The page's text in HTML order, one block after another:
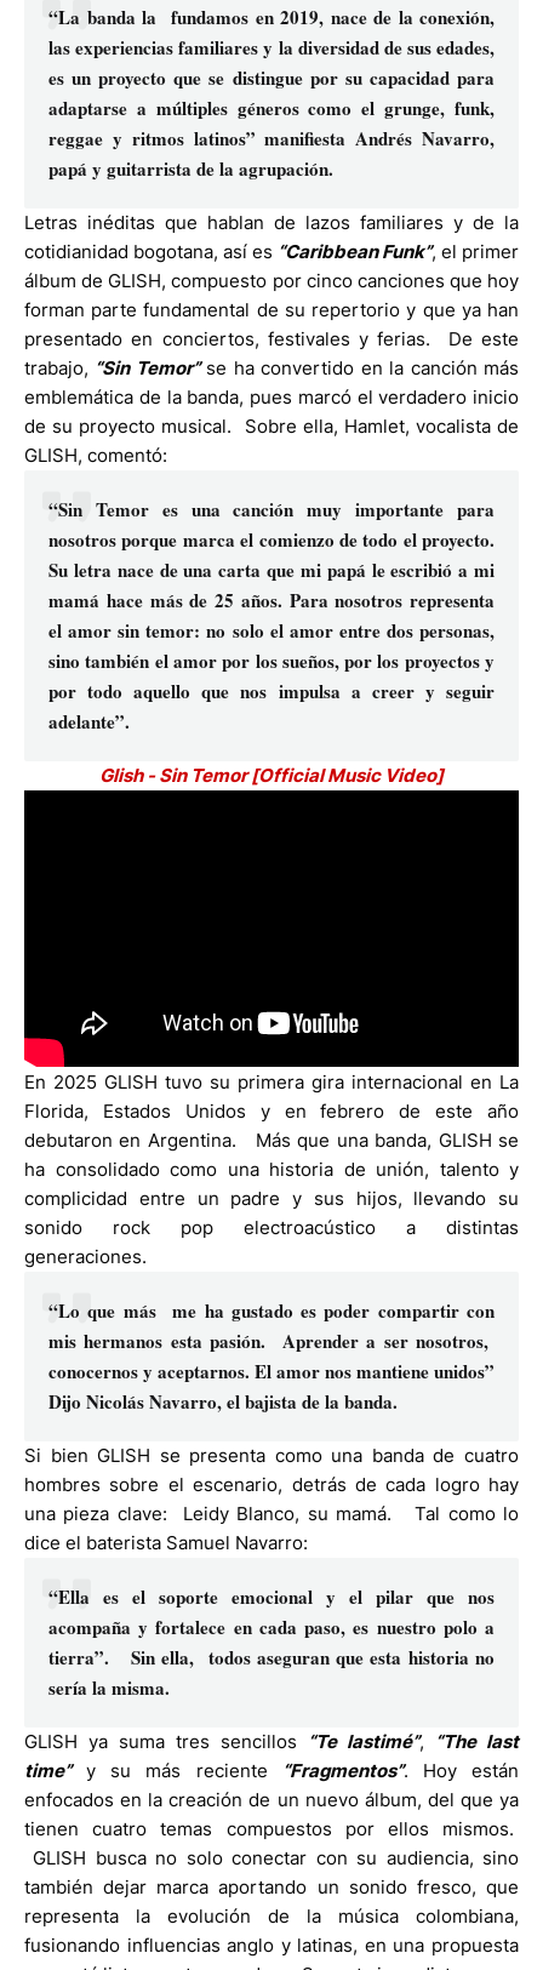
“La banda la fundamos en 2019, nace de la conexión,
las experiencias familiares y la diversidad de sus edades,
es un proyecto que se distingue por su capacidad para
adaptarse a múltiples géneros como el grunge, funk,
reggae y ritmos latinos” manifiesta Andrés Navarro,
papá y guitarrista de la agrupación.
Letras inéditas que hablan de lazos familiares y de la
cotidianidad bogotana, así es “Caribbean Funk”, el primer
álbum de GLISH, compuesto por cinco canciones que hoy
forman parte fundamental de su repertorio y que ya han
presentado en conciertos, festivales y ferias. De este
trabajo, “Sin Temor”se ha convertido en la canción más
emblemática de la banda, pues marcó el verdadero inicio
de su proyecto musical. Sobre ella, Hamlet, vocalista de
GLISH, comentó:
“Sin Temor es una canción muy importante para
nosotros porque marca el comienzo de todo el proyecto.
Su letra nace de una carta que mi papá le escribió a mi
mamá hace más de 25 años. Para nosotros representa
el amor sin temor: no solo el amor entre dos personas,
sino también el amor por los sueños, por los proyectos y
por todo aquello que nos impulsa a creer y seguir
adelante”.
Glish - Sin Temor [Official Music Video]
En 2025 GLISH tuvo su primera gira internacional en La
Florida, Estados Unidos y en febrero de este año
debutaron en Argentina. Más que una banda, GLISH se
ha consolidado como una historia de unión, talento y
complicidad entre un padre y sus hijos, llevando su
sonido rock pop electroacústico a distintas
generaciones.
“Lo que más me ha gustado es poder compartir con
mis hermanos esta pasión. Aprender a ser nosotros,
conocernos y aceptarnos. El amor nos mantiene unidos”
Dijo Nicolás Navarro, el bajista de la banda.
Si bien GLISH se presenta como una banda de cuatro
hombres sobre el escenario, detrás de cada logro hay
una pieza clave: Leidy Blanco, su mamá. Tal como lo
dice el baterista Samuel Navarro:
“Ella es el soporte emocional y el pilar que nos
acompaña y fortalece en cada paso, es nuestro polo a
tierra”. Sin ella, todos aseguran que esta historia no
sería la misma.
GLISH ya suma tres sencillos “Te lastimé”,
“The last
time”y su más reciente “Fragmentos”. Hoy están
enfocados en la creación de un nuevo álbum, del que ya
tienen cuatro temas compuestos por ellos mismos.
GLISH busca no solo conectar con su audiencia, sino
también dejar marca aportando un sonido fresco, que
representa la evolución de la música colombiana,
fusionando influencias anglo y latinas, en una propuesta